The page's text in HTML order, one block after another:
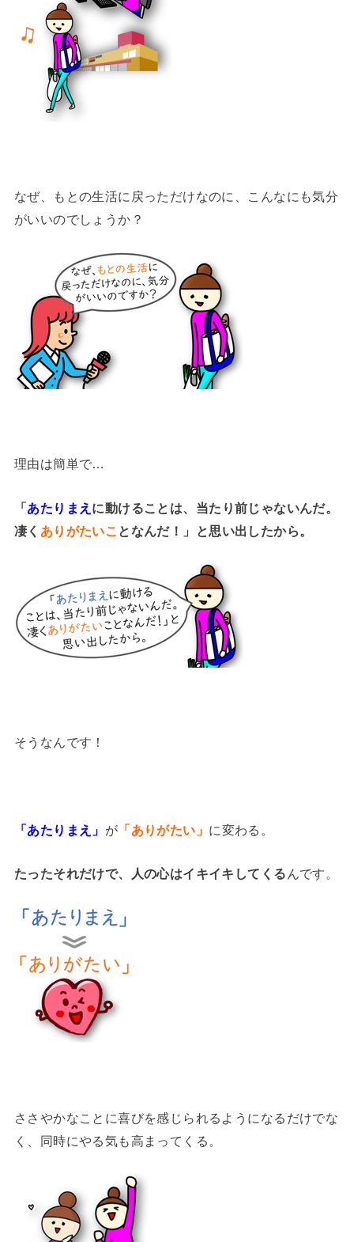
なぜ、もとの生活に戻っただけなのに、こんなにも気分
がいいのでしょうか？
理由は簡単で…
「あたりまえ に動けることは、当たり前じゃないんだ。
凄く ありがたいこ となんだ！」と思い出したから。
そうなんです！
「あたりまえ」 が 「ありがたい」 に変わる。
たったそれだけで、人の心はイキイキしてくる んです。
ささやかなことに喜びを感じられるようになるだけでな
く、同時にやる気も高まってくる。